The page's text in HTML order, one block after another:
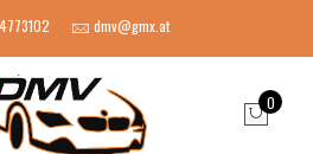
dmv@gmx.at
0